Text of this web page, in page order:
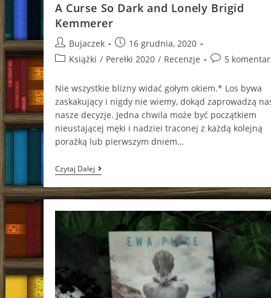
A Curse So Dark and Lonely Brigid
Kemmerer
Post
author:
Bujaczek
Post
published:
16 grudnia, 2020
PostKsiążki / Perełki 2020 / Recenzje
Post5
Nie wszystkie blizny widać gołym okiem.* Los bywa
zaskakujący i nigdy nie wiemy, dokąd zaprowadzą
nasze decyzje. Jedna chwila może być początkiem
nieustającej męki i nadziei traconej z każdą kolejną
porażką lub pierwszym dniem…
Czytaj DalejA
Curse
So
Dark
Brigid
Kemmerer